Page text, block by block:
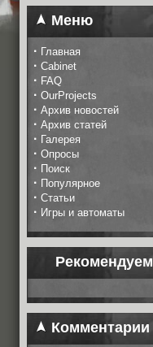
Меню
· Главная
· Cabinet
· FAQ
· OurProjects
· Архив новостей
· Архив статей
· Галерея
· Опросы
· Поиск
· Популярное
· Статьи
· Игры и автоматы
Рекомендуем
Комментарии